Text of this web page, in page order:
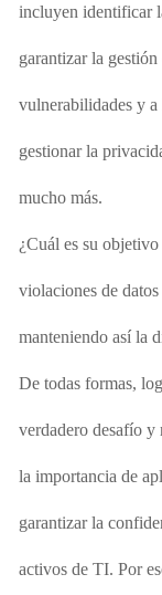
incluyen identificar
garantizarla gestión
vulnerabilidades y a
gestionar la
mucho más.
¿Cuál es su
violaciones de
manteniendo así la
De todas formas,
verdadero desafío y
la importancia de
garantizar la
activos de TI. Por